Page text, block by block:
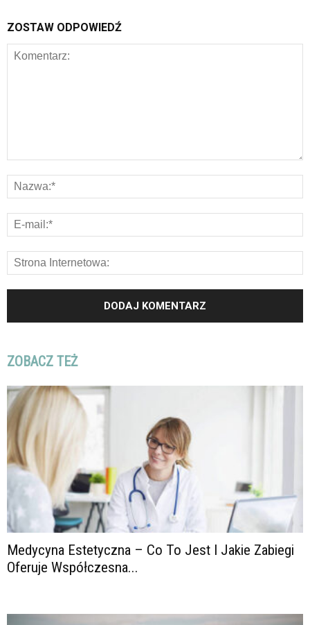
ZOSTAW ODPOWIEDŹ
ZOBACZ TEŻ
Medycyna Estetyczna – Co To Jest I Jakie Zabiegi
Oferuje Współczesna...